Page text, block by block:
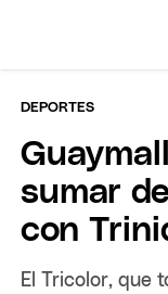
DEPORTES
sumar
con
El Tricolor, que